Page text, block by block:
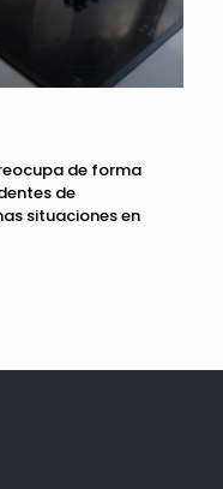
de forma
de
situaciones en